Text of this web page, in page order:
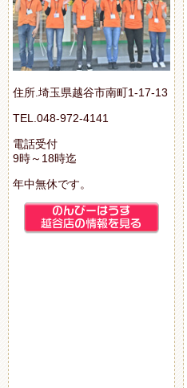
住所.埼玉県越谷市南町1-17-13
TEL.048-972-4141
電話受付
9時～18時迄
年中無休です。